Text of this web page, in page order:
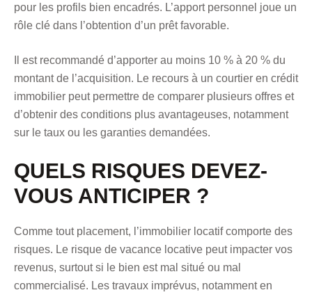
pour les profils bien encadrés. L’apport personnel joue un
rôle clé dans l’obtention d’un prêt favorable.
Il est recommandé d’apporter au moins 10 % à 20 % du
montant de l’acquisition. Le recours à un courtier en crédit
immobilier peut permettre de comparer plusieurs offres et
d’obtenir des conditions plus avantageuses, notamment
sur le taux ou les garanties demandées.
QUELS RISQUES DEVEZ-
VOUS ANTICIPER ?
Comme tout placement, l’immobilier locatif comporte des
risques. Le risque de vacance locative peut impacter vos
revenus, surtout si le bien est mal situé ou mal
commercialisé. Les travaux imprévus, notamment en